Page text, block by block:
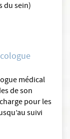
du sein)
médical
de son
pour les
suivi